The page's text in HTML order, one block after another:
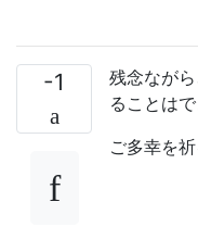
    }
-1
残念なが
ることはで
ご多幸を祈